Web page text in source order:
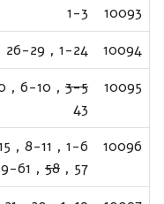
10093
1-3
10094
1-24
,
26-29
10095
3-5
,
6-10
,
43
10096
1-6
,
8-11
,
57
,
58
,
61